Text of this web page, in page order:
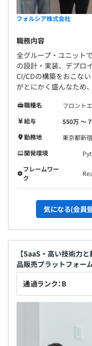
フォルシア株式会社
職務内容
全グループ・ユニット
の設計・実装、デプロ
CI/CDの構築をおこな
がとにかく盛んなため
職種名
フロント
給与
550万 〜
勤務地
東京都新
開発環境
フレームワー
ク
気になる(会員
【SaaS・高い技術力
品販売プラットフォー
通過ランク：B